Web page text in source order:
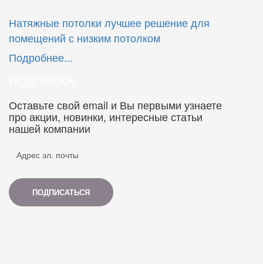
Натяжные потолки лучшее решение для
помещений с низким потолком
Подробнее...
Оставьте свой email и Вы первыми узнаете
про акции, новинки, интересные статьи
нашей компании